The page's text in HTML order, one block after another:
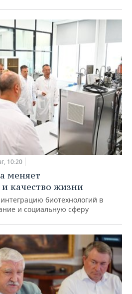
10:20
меняет
качество жизни
биотехнологий в
и социальную сферу